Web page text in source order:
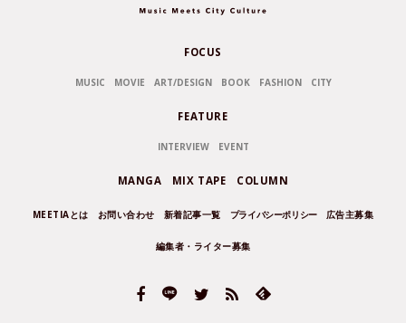
FOCUS
MUSIC MOVIE ART/DESIGN BOOK FASHION CITY
FEATURE
INTERVIEW EVENT
MANGA MIX TAPE COLUMN
MEETIAとは お問い合わせ 新着記事一覧 プライバシーポリシー 広告主募集
編集者・ライター募集